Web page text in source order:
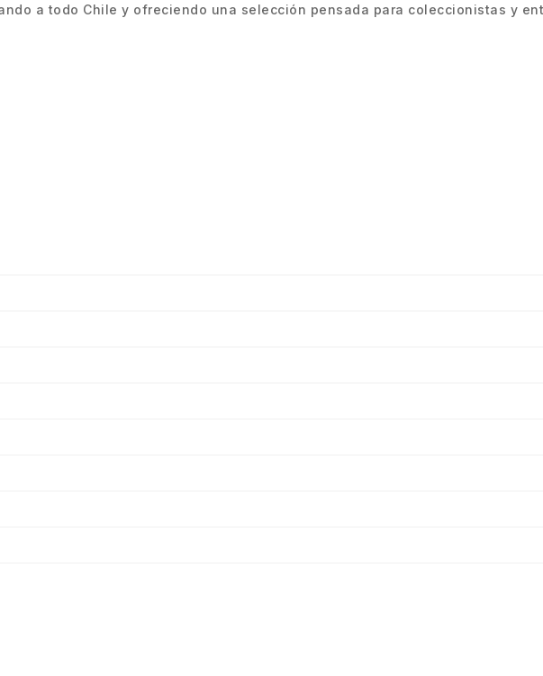
a todo Chile y ofreciendo una selección pensada para coleccionistas y